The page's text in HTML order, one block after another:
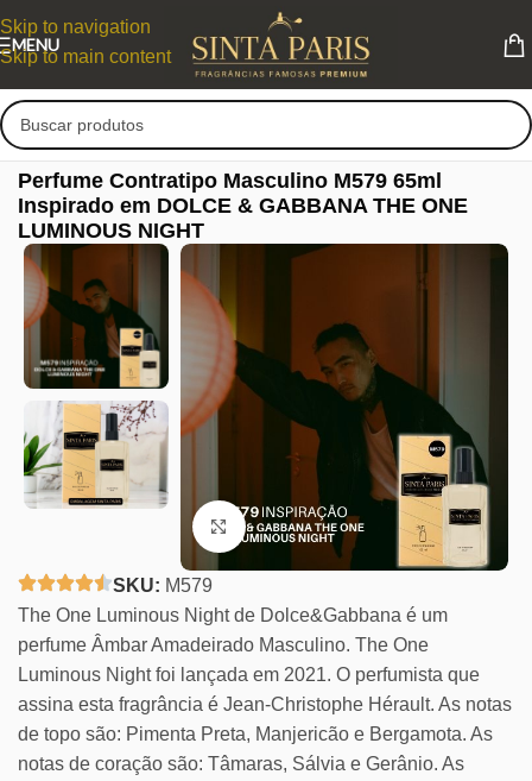
Skip to navigation
Skip to main content
MENU
Perfume Contratipo Masculino M579 65ml
Inspirado em DOLCE & GABBANA THE ONE
LUMINOUS NIGHT
Clique para ampliar
SKU: M579
The One Luminous Night de Dolce&Gabbana é um
perfume Âmbar Amadeirado Masculino. The One
Luminous Night foi lançada em 2021. O perfumista que
assina esta fragrância é Jean-Christophe Hérault. As notas
de topo são: Pimenta Preta, Manjericão e Bergamota. As
notas de coração são: Tâmaras, Sálvia e Gerânio. As